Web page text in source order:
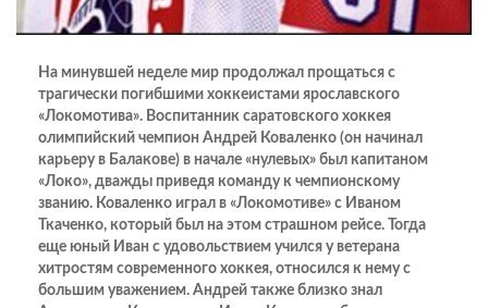
На минувшей неделе мир продолжал прощаться с
трагически погибшими хоккеистами ярославского
«Локомотива». Воспитанник саратовского хоккея
олимпийский чемпион Андрей Коваленко (он начинал
карьеру в Балакове) в начале «нулевых» был капитаном
«Локо», дважды приведя команду к чемпионскому
званию. Коваленко играл в «Локомотиве» с Иваном
Ткаченко, который был на этом страшном рейсе. Тогда
еще юный Иван с удовольствием учился у ветерана
хитростям современного хоккея, относился к нему с
большим уважением. Андрей также близко знал